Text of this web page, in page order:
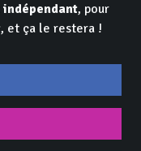
, pour
, et ça le restera !